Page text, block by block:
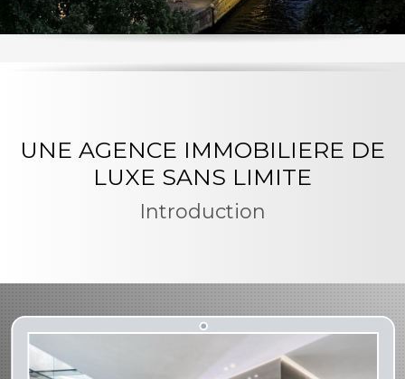
UNE AGENCE IMMOBILIERE DE
LUXE SANS LIMITE
Introduction